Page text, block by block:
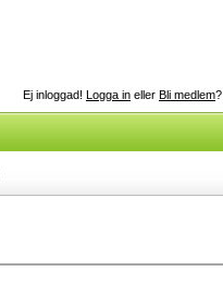
Ej inloggad! Logga in eller Bli medlem?